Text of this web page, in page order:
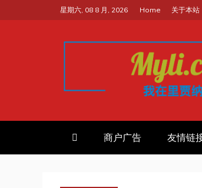
至
星期六, 08 8 月, 2026 Home 关于本站
我的里
商户广告 友情链